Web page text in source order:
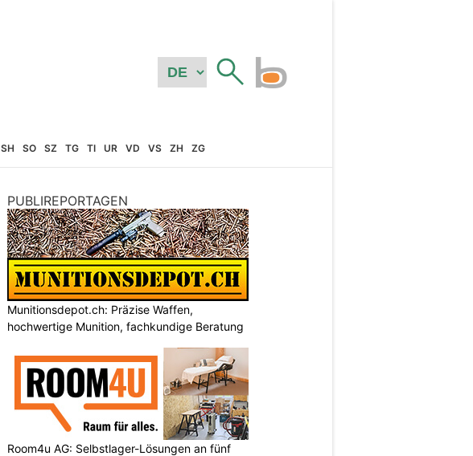
SH SO SZ TG TI UR VD VS ZH ZG
PUBLIREPORTAGEN
Munitionsdepot.ch: Präzise Waffen,
hochwertige Munition, fachkundige Beratung
Room4u AG: Selbstlager-Lösungen an fünf